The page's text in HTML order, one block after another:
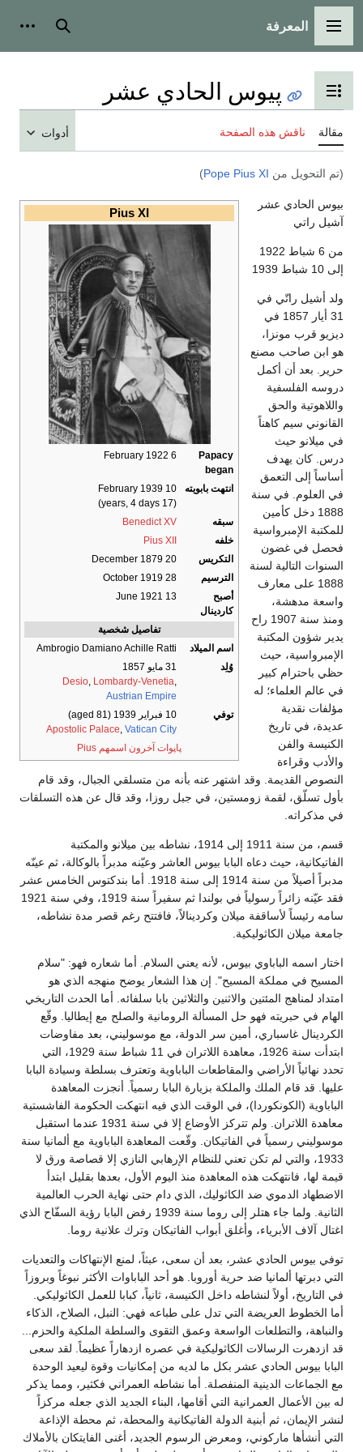
القائمة الرئيسية
المعرفة بحث
تبديل عرض جدول المحتويات
پيوس الحادي عشر
مقالة ناقش هذه الصفحة أدوات
(تم التحويل من Pope Pius XI
)
Pius XI
Papacy
began
6 February 1922
انتهت بابويته
10 February 1939
(17 years, 4 days)
سبقه
Benedict XV
خلفه
Pius XII
التكريس
20 December 1879
الترسيم
28 October 1919
أصبح
كاردينال
13 June 1921
تفاصيل شخصية
اسم الميلاد
Ambrogio Damiano Achille Ratti
وُلِد
31 مايو 1857
Desio, Lombardy-Venetia,
Austrian Empire
توفي
10 فبراير 1939
(aged 81)
Apostolic Palace, Vatican City
پاپوات آخرون اسمهم Pius
بيوس الحادي عشر
آشيل راتي
من 6 شباط 1922
إلى 10 شباط 1939
ولد أشيل راتّي في
31 أيار 1857 في
ديزيو قرب مونزا،
هو ابن صاحب مصنع
حرير. بعد أن أكمل
دروسه الفلسفية
واللاهوتية والحق
القانوني سيم كاهناً
في ميلانو حيث
درس. كان يهدف
أساساً إلى التعمق
في العلوم. في سنة
1888 دخل كأمين
للمكتبة الإمبرواسية
فحصل في غضون
السنوات التالية لسنة
1888 على معارف
واسعة مدهشة،
ومنذ سنة 1907 راح
يدير شؤون المكتبة
الإمبرواسية، حيث
حظي باحترام كبير
في عالم العلماء؛ له
مؤلفات نقدية
عديدة، في تاريخ
الكنيسة والفن
والأدب وقراءة
النصوص القديمة. وقد اشتهر عنه بأنه من متسلقي الجبال، وقد قام
بأول تسلّق، لقمة زومستين، في جبل روزا، وقد قال عن هذه التسلقات
في مذكراته.
قسم، من سنة 1911 إلى 1914، نشاطه بين ميلانو والمكتبة
الفاتيكانية، حيث دعاه البابا بيوس العاشر وعيّنه مدبراً بالوكالة، ثم عينّه
مدبراً أصيلاً من سنة 1914 إلى سنة 1918. أما بندكتوس الخامس عشر
فقد عيّنه زائراً رسولياً في بولندا ثم سفيراً سنة 1919، وفي سنة 1921
سامه رئيساً لأساقفة ميلان وكردينالاً، فافتتح رغم قصر مدة نشاطه،
جامعة ميلان الكاثوليكية.
اختار اسمه الباباوي بيوس، لأنه يعني السلام. أما شعاره فهو: "سلام
المسيح في مملكة المسيح". إن هذا الشعار يوضح منهجه الذي هو
امتداد لمناهج المئتين والاثنين والثلاثين بابا سلفائه. أما الحدث التاريخي
الهام في حبريته فهو حل المسألة الرومانية والصلح مع إيطاليا. وقّع
الكردينال غاسباري، أمين سر الدولة، مع موسوليني، بعد مفاوضات
ابتدأت سنة 1926، معاهدة اللاتران في 11 شباط سنة 1929، التي
تحدد نهائياً الأراضي والمقاطعات الباباوية وتعترف بسلطة وسيادة البابا
عليها. قد قام الملك والملكة بزيارة البابا رسمياً. أنجزت المعاهدة
الباباوية (الكونكوردا)، في الوقت الذي فيه انتهكت الحكومة الفاشستية
معاهدة اللاتران. ولم تتركز الأوضاع إلا في سنة 1931 عندما استقبل
موسوليني رسمياً في الفاتيكان. وقّعت المعاهدة الباباوية مع ألمانيا سنة
1933، والتي لم تكن تعني للنظام الإرهابي النازي إلا قصاصة ورق لا
قيمة لها، فانتهكت هذه المعاهدة منذ اليوم الأول، بعدها بقليل ابتدأ
الاضطهاد الدموي ضد الكاثوليك، الذي دام حتى نهاية الحرب العالمية
الثانية. ولما جاء هتلر إلى روما سنة 1939 رفض البابا رؤية السفّاح الذي
اغتال آلاف الأبرياء، وأغلق أبواب الفاتيكان وترك علانية روما.
توفي بيوس الحادي عشر، بعد أن سعى، عبثاً، لمنع الإنتهاكات والتعديات
التي دبرتها ألمانيا ضد حرية أوروبا. هو أحد الباباوات الأكثر نبوغاً وبروزاً
في التاريخ، أولاً لنشاطه داخل الكنيسة، ثانياً، كبابا للعمل الكاثوليكي.
أما الخطوط العريضة التي تدل على طباعه فهي: النبل، الصلاح، الذكاء
والنباهة، والتطلعات الواسعة وعمق التقوى والسلطة الملكية والحزم...
قد ازدهرت الرسالات الكاثوليكية في عصره ازدهاراً عظيماً. لقد سعى
البابا بيوس الحادي عشر بكل ما لديه من إمكانيات وقوة ليعيد الوحدة
مع الجماعات الدينية المنفصلة. أما نشاطه العمراني فكثير، ومما يذكر
له بين الأعمال العمرانية التي أقامها، البناء الجديد الذي جعله مركزاً
لنشر الإيمان، ثم أبنية الدولة الفاتيكانية والمحطة، ثم محطة الإذاعة
التي أنشأها ماركوني، ومعرض الرسوم الجديد، أغنى الفايتكان بالأملاك